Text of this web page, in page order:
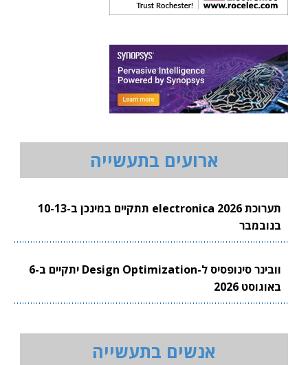
ארועים בתעשייה
תערוכת electronica 2026 תתקיים במינכן ב-10-13
בנובמבר
וובינר סינופסיס ל-Design Optimization יתקיים ב-6
באוגוסט 2026
אנשים בתעשייה